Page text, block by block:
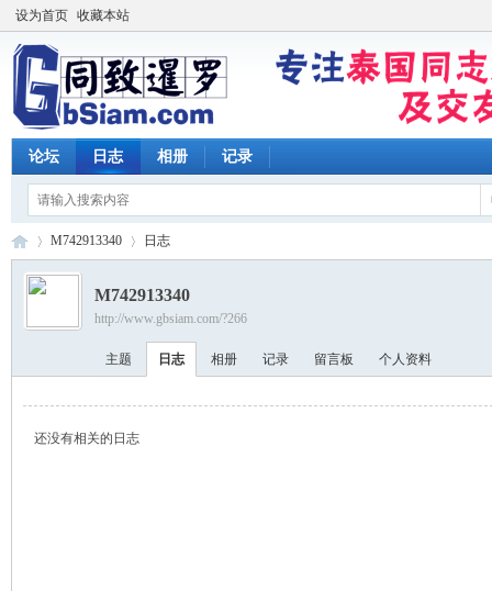
设为首页 收藏本站
论坛 日志 相册 记录
›
M742913340 日志
M742913340
http://www.gbsiam.com/?266
主题 日志 相册 记录 留言板 个人资料
还没有相关的日志